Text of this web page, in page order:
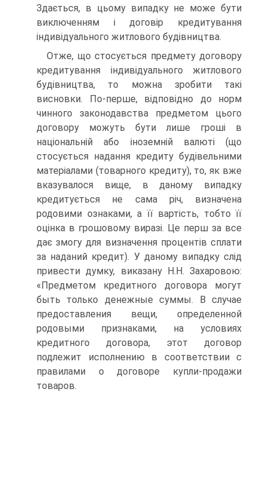
Здається, в цьому випадку не може бути
виключенням і договір кредитування
індивідуального житлового будівництва.
Отже, що стосується предмету договору
кредитування індивідуального житлового
будівництва, то можна зробити такі
висновки. По-перше, відповідно до норм
чинного законодавства предметом цього
договору можуть бути лише гроші в
національній або іноземній валюті (що
стосується надання кредиту будівельними
матеріалами (товарного кредиту), то, як вже
вказувалося вище, в даному випадку
кредитується не сама річ, визначена
родовими ознаками, а її вартість, тобто її
оцінка в грошовому виразі. Це перш за все
дає змогу для визначення процентів сплати
за наданий кредит). У даному випадку слід
привести думку, виказану Н.Н. Захаровою:
«Предметом кредитного договора могут
быть только денежные суммы. В случае
предоставления вещи, определенной
родовыми признаками, на условиях
кредитного договора, этот договор
подлежит исполнению в соответствии с
правилами о договоре купли-продажи
товаров.